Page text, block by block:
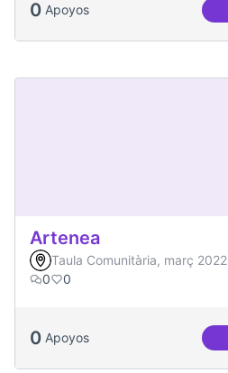
0 Apoyos
Artenea
Taula Comunitària, març 2022
0
0
0 Apoyos